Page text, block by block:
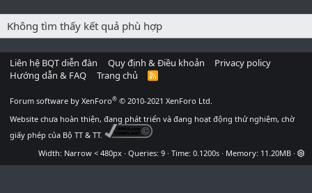
Không tìm thấy kết quả phù hợp
Liên hệ BQT diễn đàn Quy định & Điều khoản
Privacy policy
Hướng dẫn & FAQ
Trang chủ
R
Forum software by XenForo® © 2010-2021 XenForo Ltd.
Website chưa hoàn thiện, đang phát triển và đang hoạt động thử nghiệm, chờ
giấy phép của Bộ TT & TT.
Width
Queries 9 Time 0.1200s Memory 11.20MB